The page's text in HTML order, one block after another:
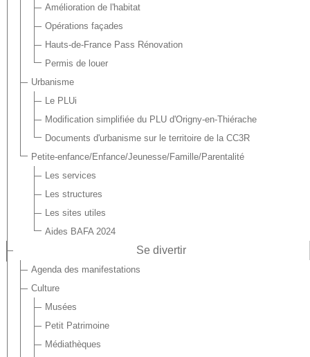
Amélioration de l'habitat
Opérations façades
Hauts-de-France Pass Rénovation
Permis de louer
Urbanisme
Le PLUi
Modification simplifiée du PLU d'Origny-en-Thiérache
Documents d'urbanisme sur le territoire de la CC3R
Petite-enfance/Enfance/Jeunesse/Famille/Parentalité
Les services
Les structures
Les sites utiles
Aides BAFA 2024
Se divertir
Agenda des manifestations
Culture
Musées
Petit Patrimoine
Médiathèques